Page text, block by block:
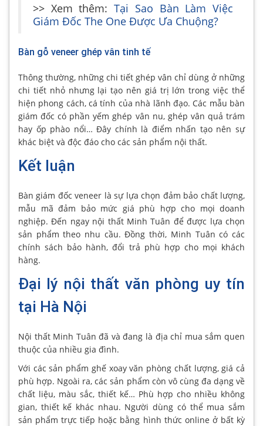
>> Xem thêm:Tại Sao Bàn Làm Việc
Giám Đốc The One Được Ưa Chuộng?
Bàn gỗ veneer ghép vân tinh tế
Thông thường, những chi tiết ghép vân chỉ dùng ở những
chi tiết nhỏ nhưng lại tạo nên giá trị lớn trong việc thể
hiện phong cách, cá tính của nhà lãnh đạo. Các mẫu bàn
giám đốc có phần yếm ghép vân nu, ghép vân quả trám
hay ốp phào nổi… Đây chính là điểm nhấn tạo nên sự
khác biệt và độc đáo cho các sản phẩm nội thất.
Kết luận
Bàn giám đốc veneer là sự lựa chọn đảm bảo chất lượng,
mẫu mã đảm bảo mức giá phù hợp cho mọi doanh
nghiệp. Đến ngay nội thất Minh Tuân để được lựa chọn
sản phẩm theo nhu cầu. Đồng thời, Minh Tuân có các
chính sách bảo hành, đổi trả phù hợp cho mọi khách
hàng.
Đại lý nội thất văn phòng uy tín
tại Hà Nội
Nội thất Minh Tuân đã và đang là địa chỉ mua sắm quen
thuộc của nhiều gia đình.
Với các sản phẩm ghế xoay văn phòng chất lượng, giá cả
phù hợp. Ngoài ra, các sản phẩm còn vô cùng đa dạng về
chất liệu, màu sắc, thiết kế… Phù hợp cho nhiều không
gian, thiết kế khác nhau. Người dùng có thể mua sắm
sản phẩm trực tiếp hoặc bằng hình thức online ở bất kỳ